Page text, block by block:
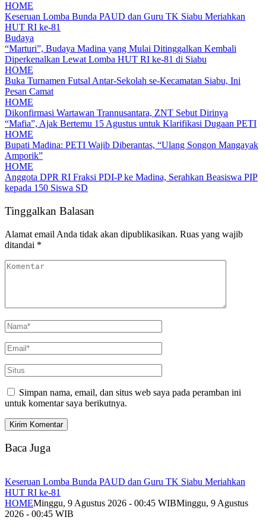
HOME
Keseruan Lomba Bunda PAUD dan Guru TK Siabu Meriahkan
HUT RI ke-81
Budaya
“Marturi”, Budaya Madina yang Mulai Ditinggalkan Kembali
Diperkenalkan Lewat Lomba HUT RI ke-81 di Siabu
HOME
Buka Turnamen Futsal Antar-Sekolah se-Kecamatan Siabu, Ini
Pesan Camat
HOME
Dikonfirmasi Wartawan Trannusantara, ZNT Sebut Dirinya
“Mafia”, Ajak Bertemu 15 Agustus untuk Klarifikasi Dugaan PETI
HOME
Bupati Madina: PETI Wajib Diberantas, “Ulang Songon Mangayak
Amporik”
HOME
Anggota DPR RI Fraksi PDI-P ke Madina, Serahkan Beasiswa PIP
kepada 150 Siswa SD
Tinggalkan Balasan
Alamat email Anda tidak akan dipublikasikan. Ruas yang wajib
ditandai *
Simpan nama, email, dan situs web saya pada peramban ini
untuk komentar saya berikutnya.
Baca Juga
Keseruan Lomba Bunda PAUD dan Guru TK Siabu Meriahkan
HUT RI ke-81
HOMEMinggu, 9 Agustus 2026 - 00:45 WIBMinggu, 9 Agustus
2026 - 00:45 WIB